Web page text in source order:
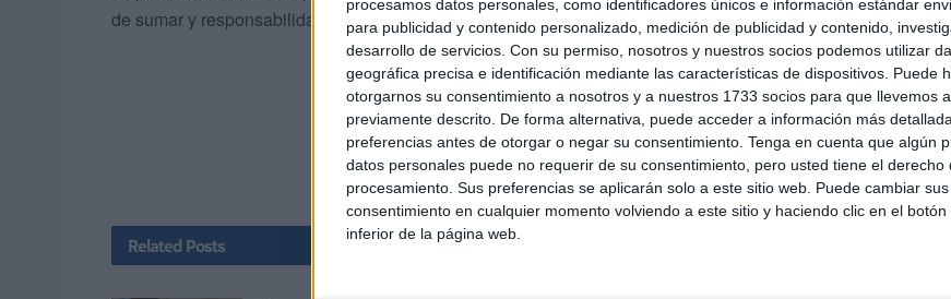
procesamos datos personales, como identificadores únicos e información estándar
para publicidad y contenido personalizado, medición de publicidad y contenido,
desarrollo de servicios. Con su permiso, nosotros y nuestros socios podemos utilizar
geográfica precisa e identificación mediante las características de dispositivos. Puede
otorgarnos su consentimiento a nosotros y a nuestros 1733 socios para que llevemos
previamente descrito. De forma alternativa, puede acceder a información más
preferencias antes de otorgar o negar su consentimiento. Tenga en cuenta que algún
datos personales puede no requerir de su consentimiento, pero usted tiene el derecho
procesamiento. Sus preferencias se aplicarán solo a este sitio web. Puede cambiar
consentimiento en cualquier momento volviendo a este sitio y haciendo clic en el
inferior de la página web.
de sumar y responsabilidad para avanzar y lograr que la firma de este convenio sea una realidad.
Related Posts